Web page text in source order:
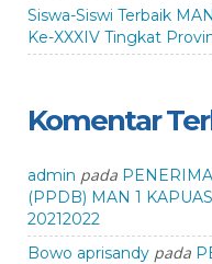
Siswa-Siswi Terbaik
Ke-XXXIV Tingkat
Komentar
admin pada
(PPDB) MAN 1
20212022
Bowo aprisandy pada